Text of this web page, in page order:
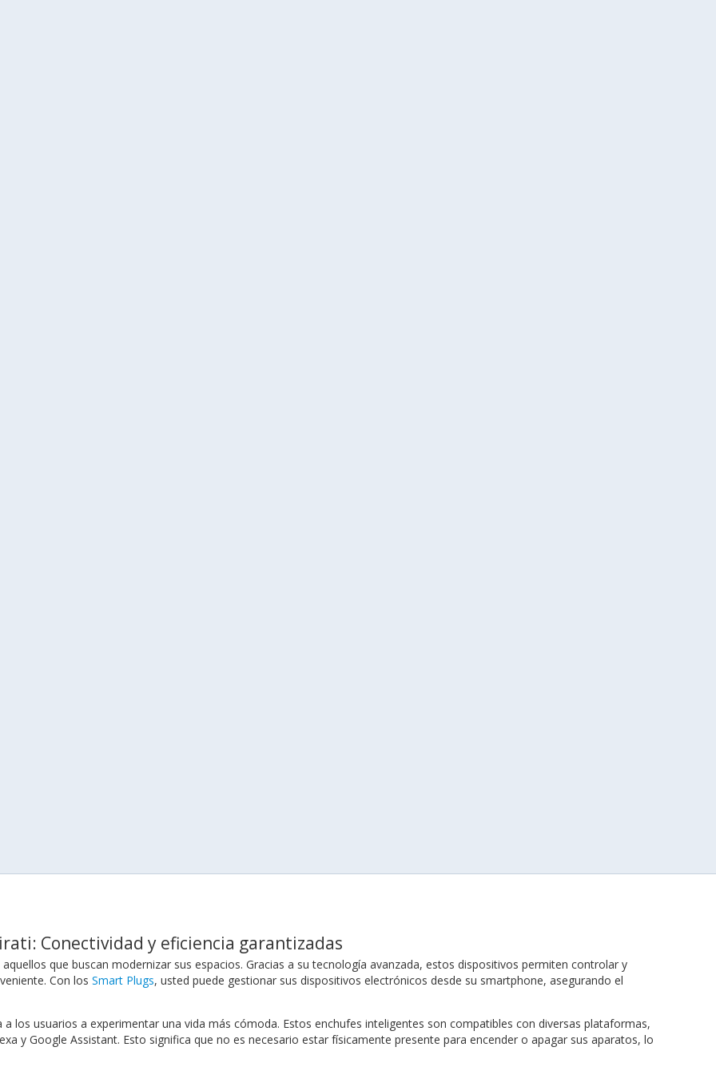
Conectividad y eficiencia garantizadas
que buscan modernizar sus espacios. Gracias a su tecnología avanzada, estos dispositivos permiten controlar y
Con los Smart Plugs, usted puede gestionar sus dispositivos electrónicos desde su smartphone, asegurando el
a los usuarios a experimentar una vida más cómoda. Estos enchufes inteligentes son compatibles con diversas plataformas,
y Google Assistant. Esto significa que no es necesario estar físicamente presente para encender o apagar sus aparatos, lo